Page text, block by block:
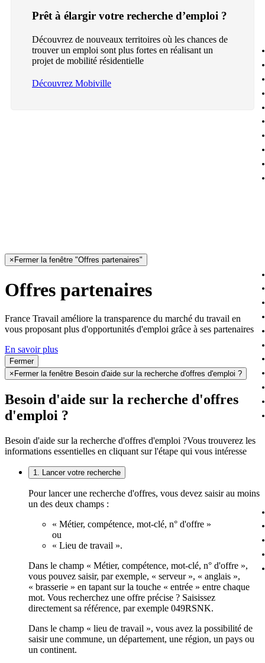
Prêt à élargir votre recherche d’emploi ?
Découvrez de nouveaux territoires où les chances de
trouver un emploi sont plus fortes en réalisant un
projet de mobilité résidentielle
Découvrez Mobiville
× Fermer la fenêtre "Offres partenaires"
Offres partenaires
France Travail améliore la transparence du marché du travail en
vous proposant plus d'opportunités d'emploi grâce à ses partenaires
En savoir plus
Fermer
× Fermer la fenêtre Besoin d'aide sur la recherche d'offres d'emploi ?
Besoin d'aide sur la recherche d'offres
d'emploi ?
Besoin d'aide sur la recherche d'offres d'emploi ?Vous trouverez les
informations essentielles en cliquant sur l'étape qui vous intéresse
1. Lancer votre recherche
Pour lancer une recherche d'offres, vous devez saisir au moins
un des deux champs :
« Métier, compétence, mot-clé, n° d'offre »
ou
« Lieu de travail ».
Dans le champ « Métier, compétence, mot-clé, n° d'offre »,
vous pouvez saisir, par exemple, « serveur », « anglais »,
« brasserie » en tapant sur la touche « entrée » entre chaque
mot. Vous recherchez une offre précise ? Saisissez
directement sa référence, par exemple 049RSNK.
Dans le champ « lieu de travail », vous avez la possibilité de
saisir une commune, un département, une région, un pays ou
un continent.